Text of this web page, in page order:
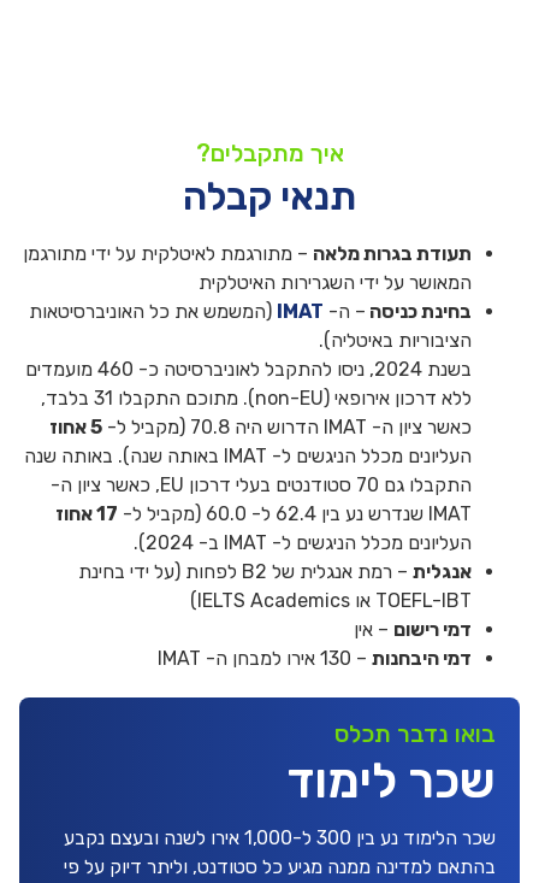
איך מתקבלים?
תנאי קבלה
תעודת בגרות מלאה – מתורגמת לאיטלקית על ידי מתורגמן
המאושר על ידי השגרירות האיטלקית
בחינת כניסה – ה- IMAT
(המשמש את כל האוניברסיטאות
הציבוריות באיטליה).
בשנת 2024, ניסו להתקבל לאוניברסיטה כ- 460 מועמדים
ללא דרכון אירופאי (non-EU). מתוכם התקבלו 31 בלבד,
כאשר ציון ה- IMAT הדרוש היה 70.8 (מקביל ל-
5 אחוז
העליונים מכלל הניגשים ל- IMAT באותה שנה). באותה שנה
התקבלו גם 70 סטודנטים בעלי דרכון EU, כאשר ציון ה-
IMAT שנדרש נע בין 62.4 ל- 60.0 (מקביל ל-
17 אחוז
העליונים מכלל הניגשים ל- IMAT ב- 2024).
אנגלית
– רמת אנגלית של B2 לפחות (על ידי בחינת
TOEFL-IBT או IELTS Academics)
דמי רישום – אין
דמי היבחנות – 130 אירו למבחן ה- IMAT
בואו נדבר תכלס
שכר לימוד
שכר הלימוד נע בין 300 ל-1,000 אירו לשנה ובעצם נקבע
בהתאם למדינה ממנה מגיע כל סטודנט, וליתר דיוק על פי